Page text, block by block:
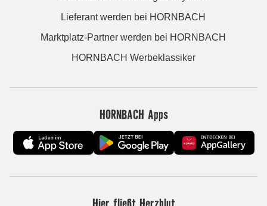
Lieferant werden bei HORNBACH
Marktplatz-Partner werden bei HORNBACH
HORNBACH Werbeklassiker
HORNBACH Apps